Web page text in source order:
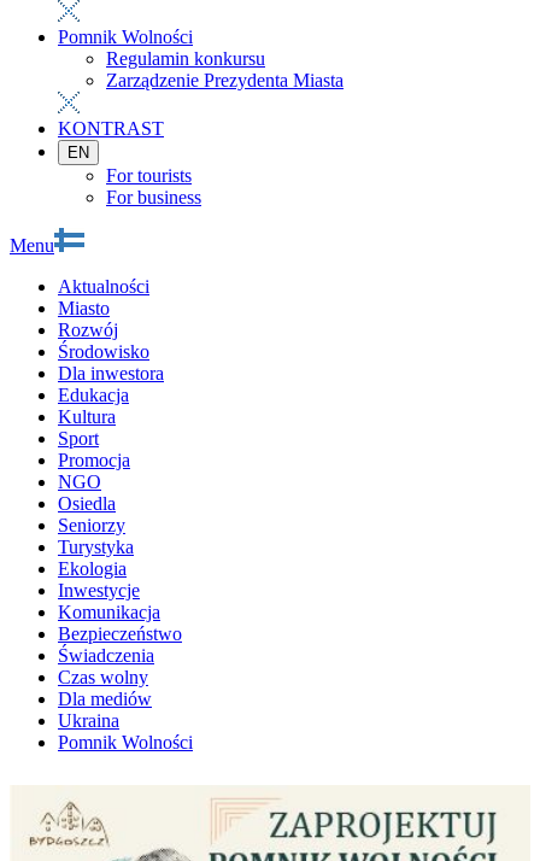
Pomnik Wolności
Regulamin konkursu
Zarządzenie Prezydenta Miasta
KONTRAST
EN
For tourists
For business
Menu
Aktualności
Miasto
Rozwój
Środowisko
Dla inwestora
Edukacja
Kultura
Sport
Promocja
NGO
Osiedla
Seniorzy
Turystyka
Ekologia
Inwestycje
Komunikacja
Bezpieczeństwo
Świadczenia
Czas wolny
Dla mediów
Ukraina
Pomnik Wolności